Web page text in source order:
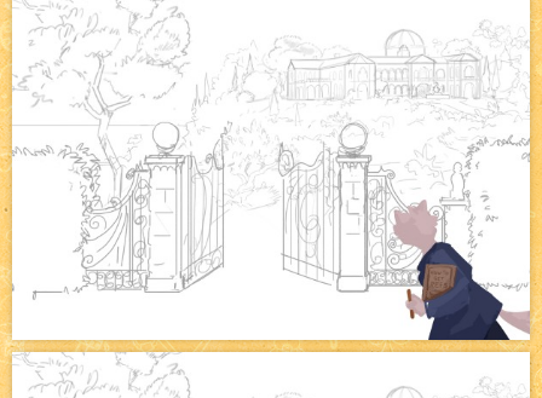
Pique-nique d'été
Avatar, le dessin d'un autre maître NEW
Beyond the cliff (suite) NEW
On retape les miniatures de l'accueil NEW
Le Jeu du Trône II – Après l'explosion
Le Jeu du Trône – Généalogie NEW